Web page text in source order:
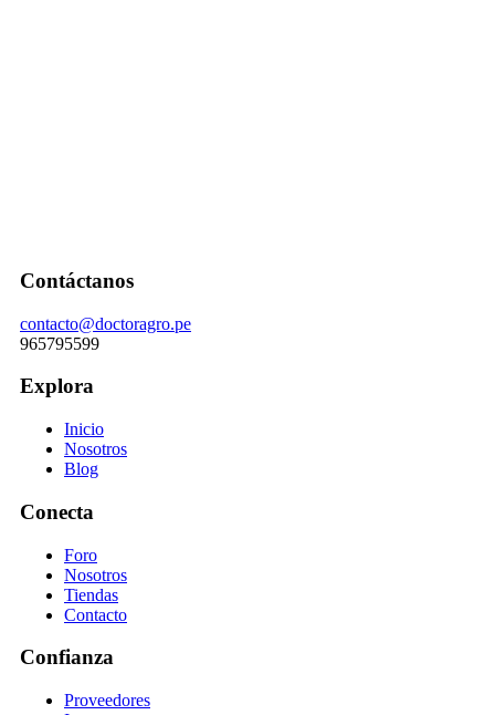
Contáctanos
contacto@doctoragro.pe
965795599
Explora
Inicio
Nosotros
Blog
Conecta
Foro
Nosotros
Tiendas
Contacto
Confianza
Proveedores